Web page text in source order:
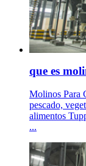
que es
Molinos Para
pescado,
alimentos
...